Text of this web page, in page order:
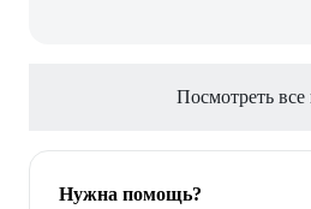
Посмотреть
Нужна помощь?